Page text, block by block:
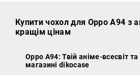
Купити чохол для Oppo A94 з
кращім цінам
Oppo A94: Твій аніме-всесвіт
магазині dikocase